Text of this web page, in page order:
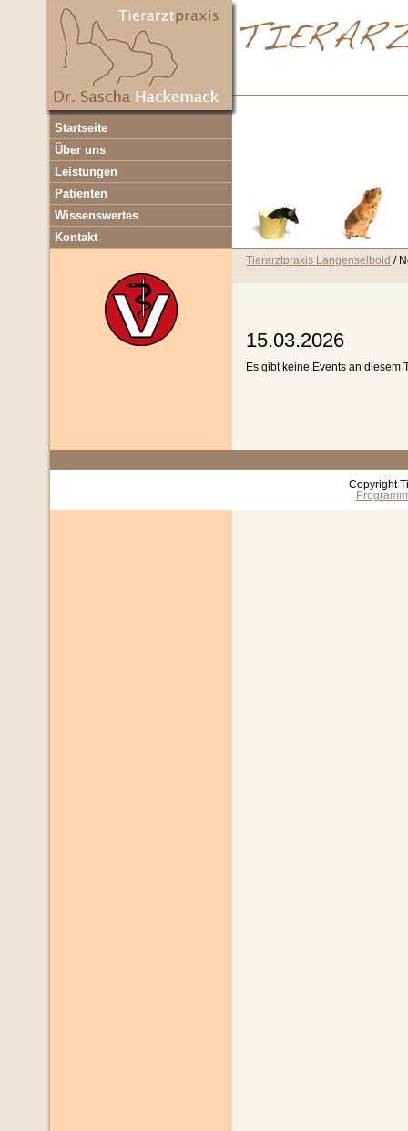
Navigation
überspringen
Startseite
Über uns
Leistungen
Patienten
Wissenswertes
Kontakt
Tierarztpraxis Langenselbold
15.03.2026
Es gibt keine Events an diesem
Copyright